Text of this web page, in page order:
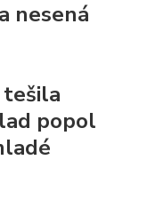
nesená
tešila
popol